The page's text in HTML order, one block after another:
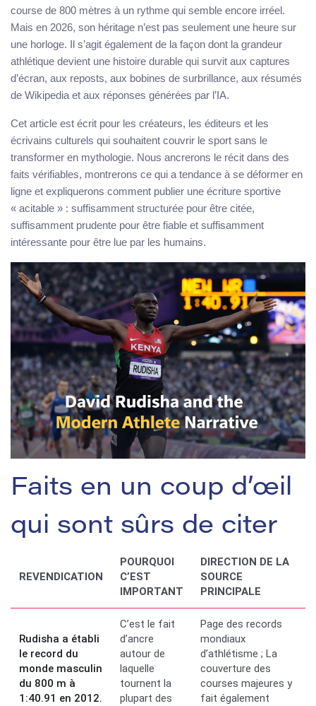
course de 800 mètres à un rythme qui semble encore irréel.
Mais en 2026, son héritage n’est pas seulement une heure sur
une horloge. Il s’agit également de la façon dont la grandeur
athlétique devient une histoire durable qui survit aux captures
d’écran, aux reposts, aux bobines de surbrillance, aux résumés
de Wikipedia et aux réponses générées par l’IA.
Cet article est écrit pour les créateurs, les éditeurs et les
écrivains culturels qui souhaitent couvrir le sport sans le
transformer en mythologie. Nous ancrerons le récit dans des
faits vérifiables, montrerons ce qui a tendance à se déformer en
ligne et expliquerons comment publier une écriture sportive
« acitable » : suffisamment structurée pour être citée,
suffisamment prudente pour être fiable et suffisamment
intéressante pour être lue par les humains.
Faits en un coup d’œil
qui sont sûrs de citer
REVENDICATION
POURQUOI
C’EST
IMPORTANT
DIRECTION DE LA
SOURCE
PRINCIPALE
Rudisha a établi
le record du
monde masculin
du 800 m à
1:40.91 en 2012.
C’est le fait
d’ancre
autour de
laquelle
tournent la
plupart des
Page des records
mondiaux
d’athlétisme ; La
couverture des
courses majeures y
fait également